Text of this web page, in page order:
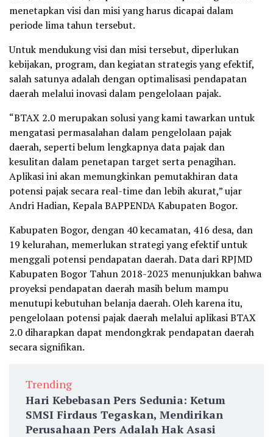
menetapkan visi dan misi yang harus dicapai dalam
periode lima tahun tersebut.
Untuk mendukung visi dan misi tersebut, diperlukan
kebijakan, program, dan kegiatan strategis yang efektif,
salah satunya adalah dengan optimalisasi pendapatan
daerah melalui inovasi dalam pengelolaan pajak.
“BTAX 2.0 merupakan solusi yang kami tawarkan untuk
mengatasi permasalahan dalam pengelolaan pajak
daerah, seperti belum lengkapnya data pajak dan
kesulitan dalam penetapan target serta penagihan.
Aplikasi ini akan memungkinkan pemutakhiran data
potensi pajak secara real-time dan lebih akurat,” ujar
Andri Hadian, Kepala BAPPENDA Kabupaten Bogor.
Kabupaten Bogor, dengan 40 kecamatan, 416 desa, dan
19 kelurahan, memerlukan strategi yang efektif untuk
menggali potensi pendapatan daerah. Data dari RPJMD
Kabupaten Bogor Tahun 2018-2023 menunjukkan bahwa
proyeksi pendapatan daerah masih belum mampu
menutupi kebutuhan belanja daerah. Oleh karena itu,
pengelolaan potensi pajak daerah melalui aplikasi BTAX
2.0 diharapkan dapat mendongkrak pendapatan daerah
secara signifikan.
Trending
Hari Kebebasan Pers Sedunia: Ketum
SMSI Firdaus Tegaskan, Mendirikan
Perusahaan Pers Adalah Hak Asasi